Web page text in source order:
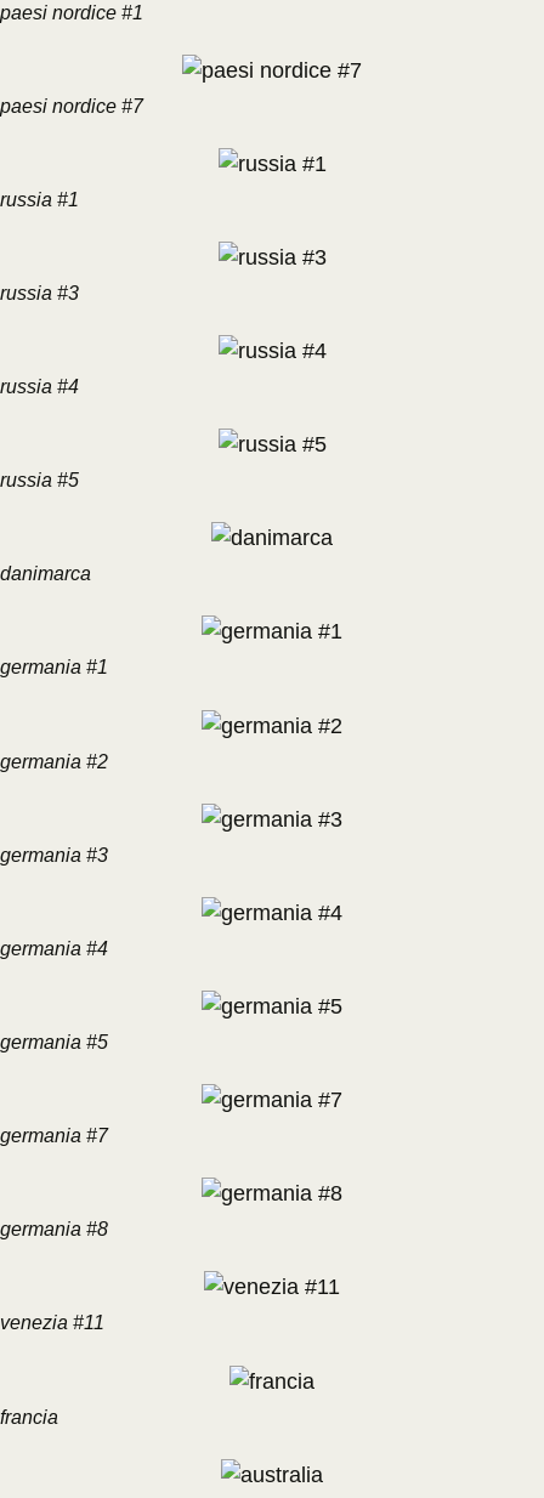
paesi nordice #1
paesi nordice #7
russia #1
russia #3
russia #4
russia #5
danimarca
germania #1
germania #2
germania #3
germania #4
germania #5
germania #7
germania #8
venezia #11
francia